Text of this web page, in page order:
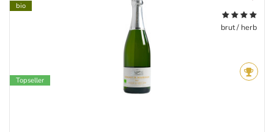
bio
Topseller
brut / herb